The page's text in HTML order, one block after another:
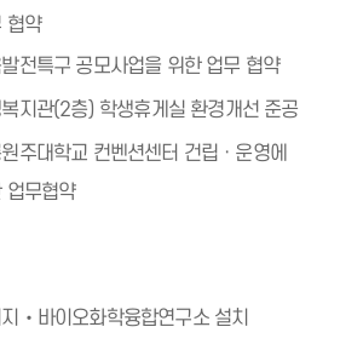
협약
전특구 공모사업을 위한 업무 협약
지관(2층) 학생휴게실 환경개선 준공
주대학교 컨벤션센터 건립ㆍ운영에
업무협약
‧바이오화학융합연구소 설치